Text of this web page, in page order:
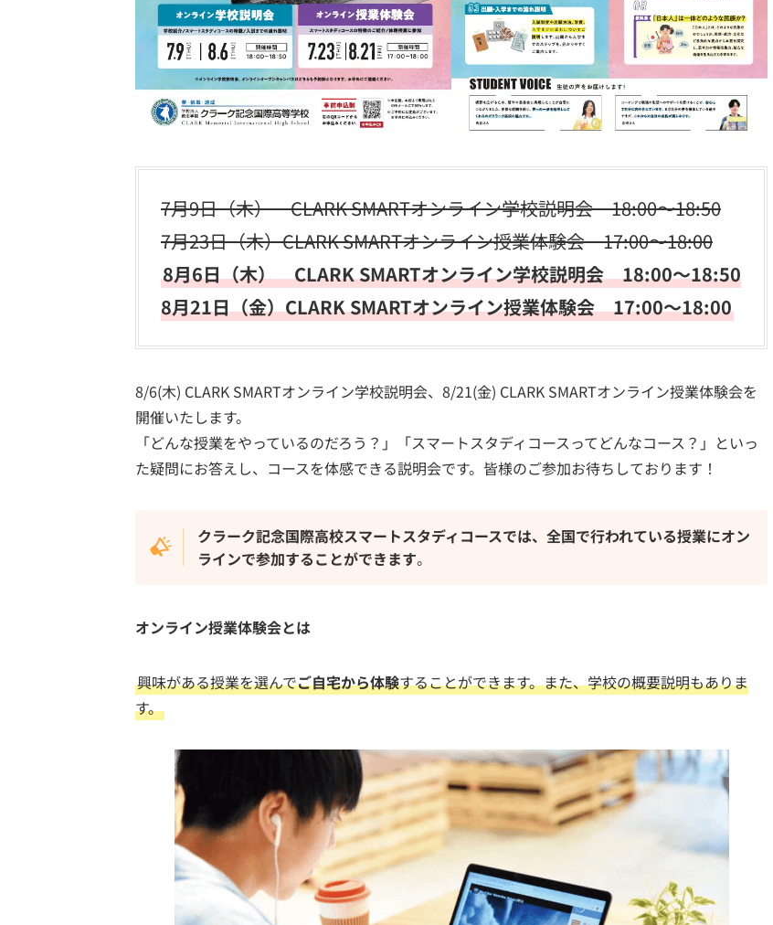
7月9日（木） CLARK SMARTオンライン学校説明会 18:00～18:50
7月23日（木）CLARK SMARTオンライン授業体験会 17:00～18:00
8月6日（木） CLARK SMARTオンライン学校説明会 18:00～18:50
8月21日（金）CLARK SMARTオンライン授業体験会 17:00～18:00
8/6(木) CLARK SMARTオンライン学校説明会、8/21(金) CLARK SMARTオンライン授業体験会を
開催いたします。
「どんな授業をやっているのだろう？」「スマートスタディコースってどんなコース？」といっ
た疑問にお答えし、コースを体感できる説明会です。皆様のご参加お待ちしております！
クラーク記念国際高校スマートスタディコースでは、全国で行われている授業にオン
ラインで参加することができます。
オンライン授業体験会とは
興味がある授業を選んでご自宅から体験することができます。また、学校の概要説明もありま
す。